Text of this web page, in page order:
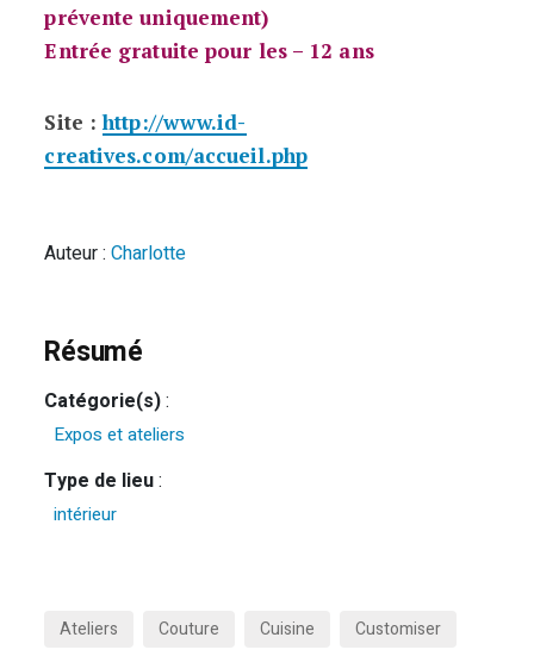
prévente uniquement)
Entrée gratuite pour les – 12 ans
Site :http://www.id-
creatives.com/accueil.php
Auteur :Charlotte
Résumé
Catégorie(s):
Expos et ateliers
Type de lieu:
intérieur
Ateliers Couture Cuisine
Customiser